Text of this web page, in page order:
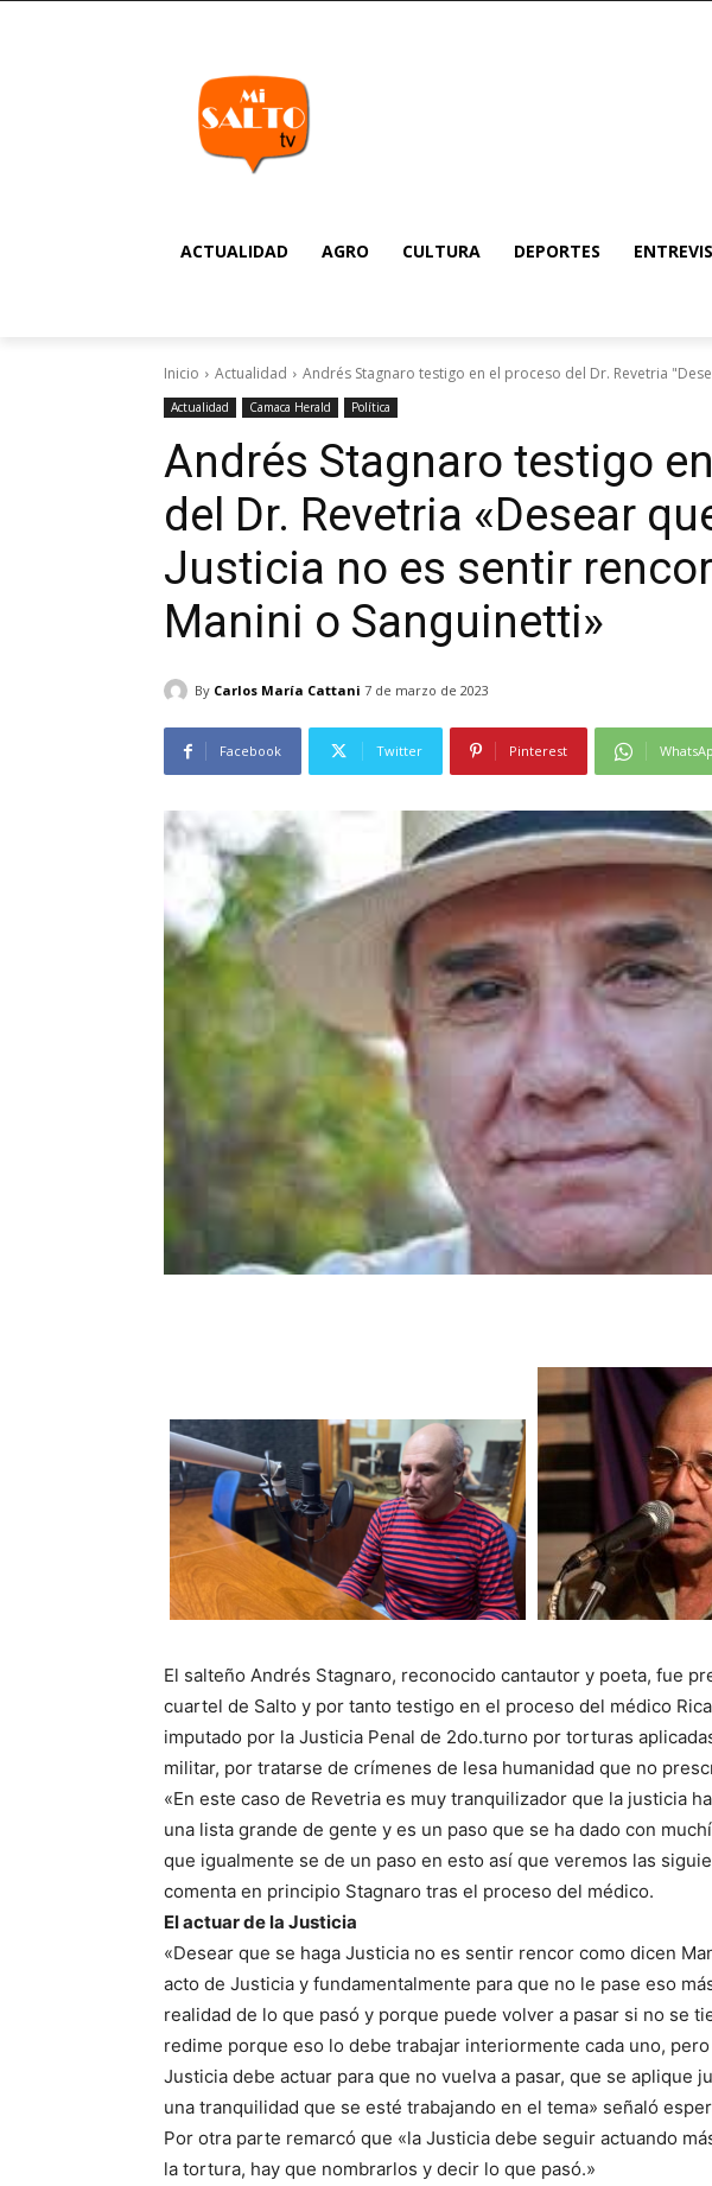
ACTUALIDAD AGRO CULTURA DEPORTES
Inicio Actualidad Andrés Stagnaro testigo en el proceso del Dr. Revetria
Actualidad Camaca Herald Política
Andrés Stagnaro testigo
del Dr. Revetria «Desear
Justicia no es sentir
Manini o Sanguinetti»
By Carlos María Cattani 7 de marzo de 2023
Facebook Twitter Pinterest
El salteño Andrés Stagnaro, reconocido cantautor y poeta, fue
cuartel de Salto y por tanto testigo en el proceso del médico
imputado por la Justicia Penal de 2do.turno por torturas
militar, por tratarse de crímenes de lesa humanidad que no
«En este caso de Revetria es muy tranquilizador que la justicia
una lista grande de gente y es un paso que se ha dado con
que igualmente se de un paso en esto así que veremos las
comenta en principio Stagnaro tras el proceso del médico.
El actuar de la Justicia
«Desear que se haga Justicia no es sentir rencor como dicen
acto de Justicia y fundamentalmente para que no le pase eso
realidad de lo que pasó y porque puede volver a pasar si no se
redime porque eso lo debe trabajar interiormente cada uno,
Justicia debe actuar para que no vuelva a pasar, que se aplique
una tranquilidad que se esté trabajando en el tema» señaló
Por otra parte remarcó que «la Justicia debe seguir actuando
la tortura, hay que nombrarlos y decir lo que pasó.»